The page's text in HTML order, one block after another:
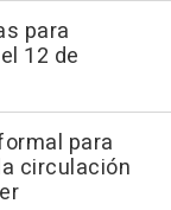
para
12 de
para
circulación